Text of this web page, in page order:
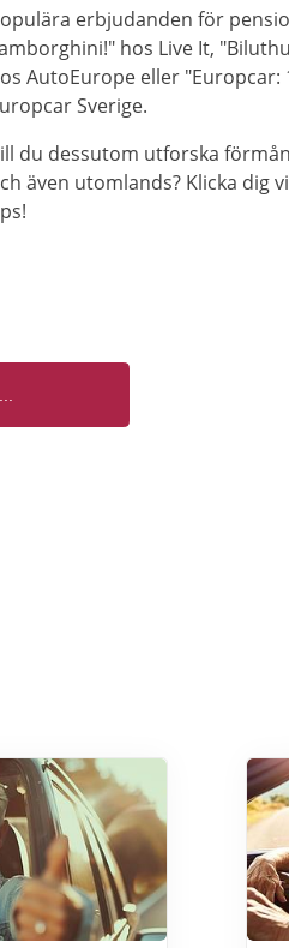
erbjudanden för
hos Live It,
AutoEurope eller
Sverige.
du dessutom utforska
även utomlands? Klicka dig